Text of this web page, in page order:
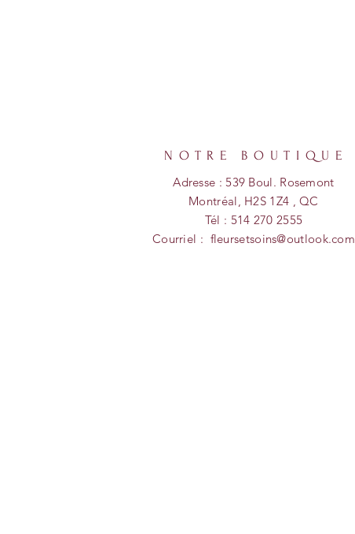
NOTRE BOUTIQUE
Adresse : 539 Boul. Rosemont
Montréal, H2S 1Z4 , QC
Tél : 514 270 2555
Courriel : fleursetsoins@outlook.com